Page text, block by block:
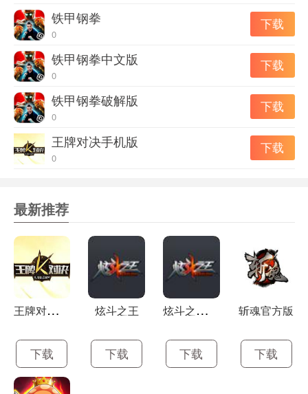
铁甲钢拳
0
下载
铁甲钢拳中文版
0
下载
铁甲钢拳破解版
0
下载
王牌对决手机版
0
下载
最新推荐
王
牌对决最新版
下载
炫斗之王
下载
炫
斗之王安卓版
下载
斩魂官方版
下载